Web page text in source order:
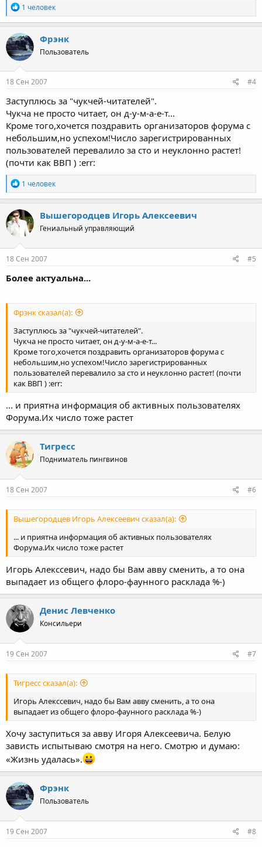
Р
е
а
к
ц
и
и
:
1 человек
Фрэнк
Пользователь
18 Сен 2007 #4
Заступлюсь за "чукчей-читателей".
Чукча не просто читает, он д-у-м-а-е-т...
Кроме того,хочется поздравить организаторов форума с
небольшим,но успехом!Число зарегистрированных
пользователей перевалило за сто и неуклонно растет!
(почти как ВВП ) :err:
Р
е
а
к
ц
и
и
:
1 человек
Вышегородцев Игорь Алексеевич
Гениальный управляющий
18 Сен 2007 #5
Более актуальна...
Фрэнк сказал(а):
Заступлюсь за "чукчей-читателей".
Чукча не просто читает, он д-у-м-а-е-т...
Кроме того,хочется поздравить организаторов форума с
небольшим,но успехом!Число зарегистрированных
пользователей перевалило за сто и неуклонно растет! (почти
как ВВП ) :err:
... и приятна информация об активных пользователях
Форума.Их число тоже растет
Тигресс
Подниматель пингвинов
18 Сен 2007 #6
Вышегородцев Игорь Алексеевич сказал(а):
... и приятна информация об активных пользователях
Форума.Их число тоже растет
Игорь Алекссевич, надо бы Вам авву сменить, а то она
выпадает из общего флоро-фаунного расклада %-)
Денис Левченко
Консильери
19 Сен 2007 #7
Тигресс сказал(а):
Игорь Алекссевич, надо бы Вам авву сменить, а то она
выпадает из общего флоро-фаунного расклада %-)
Хочу заступиться за авву Игоря Алексеевича. Белую
зависть испытываю смотря на него. Смотрю и думаю:
«Жизнь удалась».
Фрэнк
Пользователь
19 Сен 2007 #8